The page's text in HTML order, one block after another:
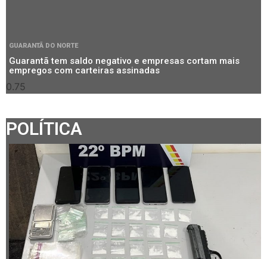
GUARANTÃ DO NORTE
Guarantã tem saldo negativo e empresas cortam mais
empregos com carteiras assinadas
POLÍTICA